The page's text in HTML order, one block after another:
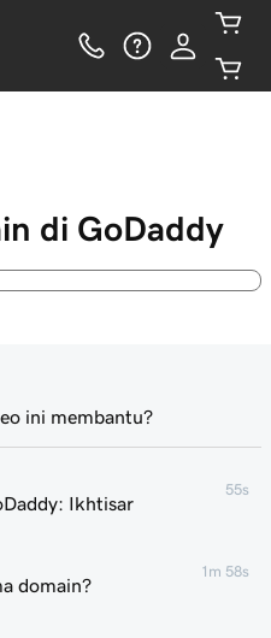
di GoDaddy
Ikhtisar
55s
domain?
1m 58s
ini membantu?